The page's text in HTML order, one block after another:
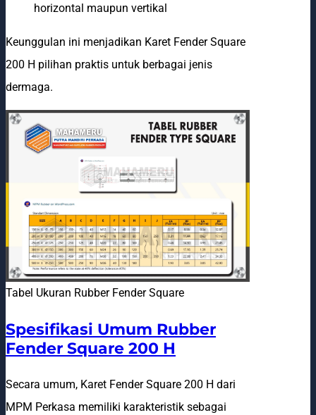
horizontal maupun vertikal
Keunggulan ini menjadikan Karet Fender Square
200 H pilihan praktis untuk berbagai jenis
dermaga.
Tabel Ukuran Rubber Fender Square
Spesifikasi Umum Rubber
Fender Square 200 H
Secara umum, Karet Fender Square 200 H dari
MPM Perkasa memiliki karakteristik sebagai